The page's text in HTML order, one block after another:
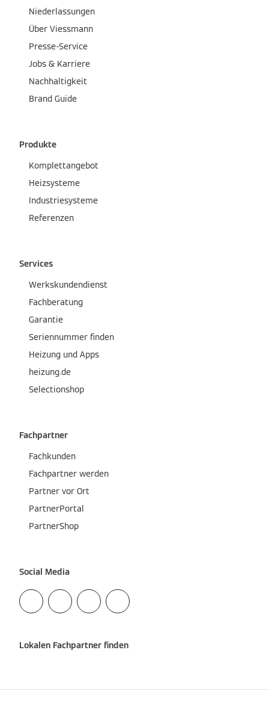
Niederlassungen
Über Viessmann
Presse-Service
Jobs & Karriere
Nachhaltigkeit
Brand Guide
Produkte
Komplettangebot
Heizsysteme
Industriesysteme
Referenzen
Services
Werkskundendienst
Fachberatung
Garantie
Seriennummer finden
Heizung und Apps
heizung.de
Selectionshop
Fachpartner
Fachkunden
Fachpartner werden
Partner vor Ort
PartnerPortal
PartnerShop
Social Media
Lokalen Fachpartner finden